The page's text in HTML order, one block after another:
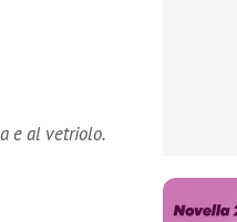
e al vetriolo.